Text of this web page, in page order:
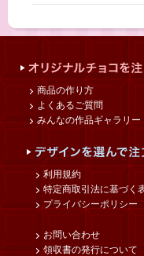
商品の作り方
よくあるご質問
みんなの作品ギャラリー
利用規約
特定商取引法に基づく
プライバシーポリシー
お問い合わせ
領収書の発行について